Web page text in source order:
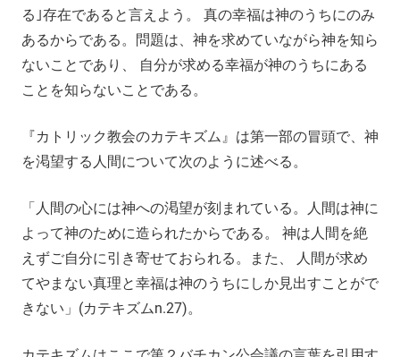
る｣存在であると言えよう。 真の幸福は神のうちにのみ
あるからである。問題は、神を求めていながら神を知ら
ないことであり、 自分が求める幸福が神のうちにある
ことを知らないことである。
『カトリック教会のカテキズム』は第一部の冒頭で、神
を渇望する人間について次のように述べる。
「人間の心には神への渇望が刻まれている。人間は神に
よって神のために造られたからである。 神は人間を絶
えずご自分に引き寄せておられる。また、 人間が求め
てやまない真理と幸福は神のうちにしか見出すことがで
きない」(カテキズムn.27)。